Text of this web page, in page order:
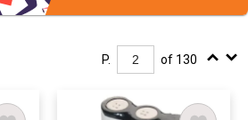
P. of 130